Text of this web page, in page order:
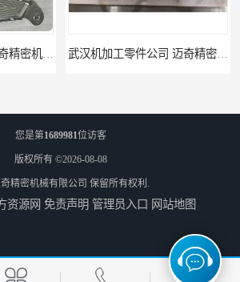
北京零配件机加工 迈奇精密机械 经验丰富 济南四轴零件加工服务 迈奇精密机械 批量订单可免费打样
您是第1689981位访客
版权所有 ©2026-08-08
精密机械有限公司 保留所有权利.
资源网 免责声明 管理员入口 网站地图